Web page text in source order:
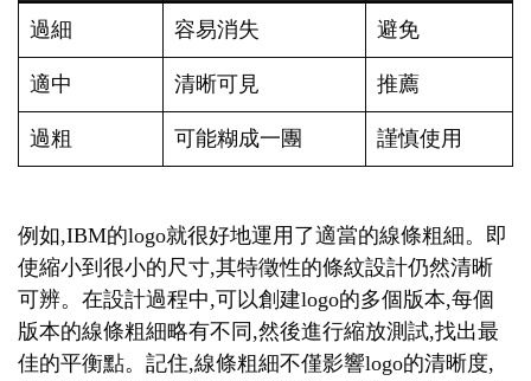
過細 容易消失 避免
適中 清晰可見 推薦
過粗 可能糊成一團 謹慎使用
例如,IBM的logo就很好地運用了適當的線條粗細。即
使縮小到很小的尺寸,其特徵性的條紋設計仍然清晰
可辨。在設計過程中,可以創建logo的多個版本,每個
版本的線條粗細略有不同,然後進行縮放測試,找出最
佳的平衡點。記住,線條粗細不僅影響logo的清晰度,